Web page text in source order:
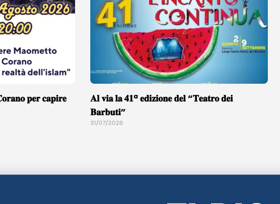
𝐩𝐞𝐫 𝐜𝐚𝐩𝐢𝐫𝐞
𝐀𝐥 𝐯𝐢𝐚 𝐥𝐚 𝟒𝟏ª 𝐞𝐝𝐢𝐳𝐢𝐨𝐧𝐞 𝐝𝐞𝐥 “𝐓𝐞𝐚𝐭𝐫𝐨 𝐝𝐞𝐢
𝐁𝐚𝐫𝐛𝐮𝐭𝐢”
31/07/2026